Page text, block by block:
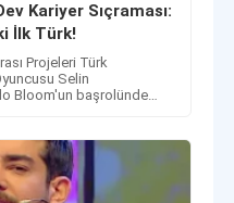
Kariyer Sıçraması:
İlk Türk!
Projeleri Türk
Selin
Bloom'un başrolünde